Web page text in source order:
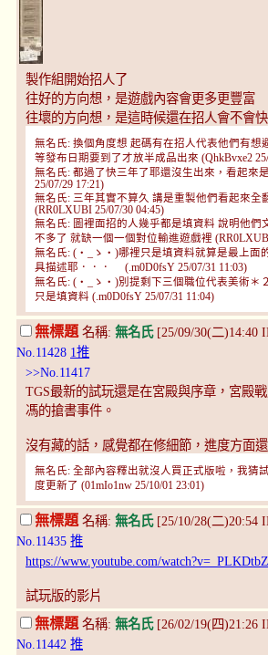
製作組開始招人了
往好的方向想，是遊戲內容會更多更豐富
往壞的方向想，是這時候還在招人會不會快
無名氏: 換個角度想 起碼有在招人代表他們有想
等發布日期要到了才放半成品出來 (QhkBvxe2
無名氏: 都過了快三年了耶還沒生出來，看起來
25/07/29 17:21)
無名氏: 三年其實不算久 講是重製他們看起來全
(RR0LXUBI 25/07/30 04:45)
無名氏: 圖裡面招的人幾乎都是填資料 說明他們
不多了 就缺一個一個對位輸進遊戲裡
無名氏: (・_ゝ・)哪裡只是填資料就算是最上面
具描述耶．．． (.m0D0fsY 25/07/31 11:03)
無名氏: (・_ゝ・)別提剩下三個職位代表美術
只是填資料 (.m0D0fsY 25/07/31 11:04)
無標題 名稱: 無名氏[25/09/30(二)14:40
No.11428 1推
>>No.11417
TGS最新的試玩還是在宮殿與序章，宮殿
馮的搶書事件。
沒有藏的話，感覺都在修細節，進度方面
無名氏: 全部內容釋出就沒人買正式版啦，我猜
度更新了 (01mIo1nw 25/10/01 23:01)
無標題 名稱: 無名氏[25/10/28(二)20:54
No.11435 推
https://www.youtube.com/
試玩版的影片
無標題名稱: 無名氏[26/02/19(四)21:26
No.11442 推